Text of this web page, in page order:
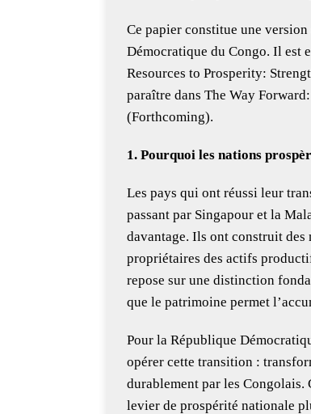
Ce papier constitue une
Démocratique du Congo. Il est
Resources to Prosperity:
paraître dans The Way
(Forthcoming).
1. Pourquoi les nations
Les pays qui ont réussi leur
passant par Singapour et la
davantage. Ils ont construit des
propriétaires des actifs
repose sur une distinction
que le patrimoine permet
Pour la République
opérer cette transition :
durablement par les Congolais.
levier de prospérité nationale